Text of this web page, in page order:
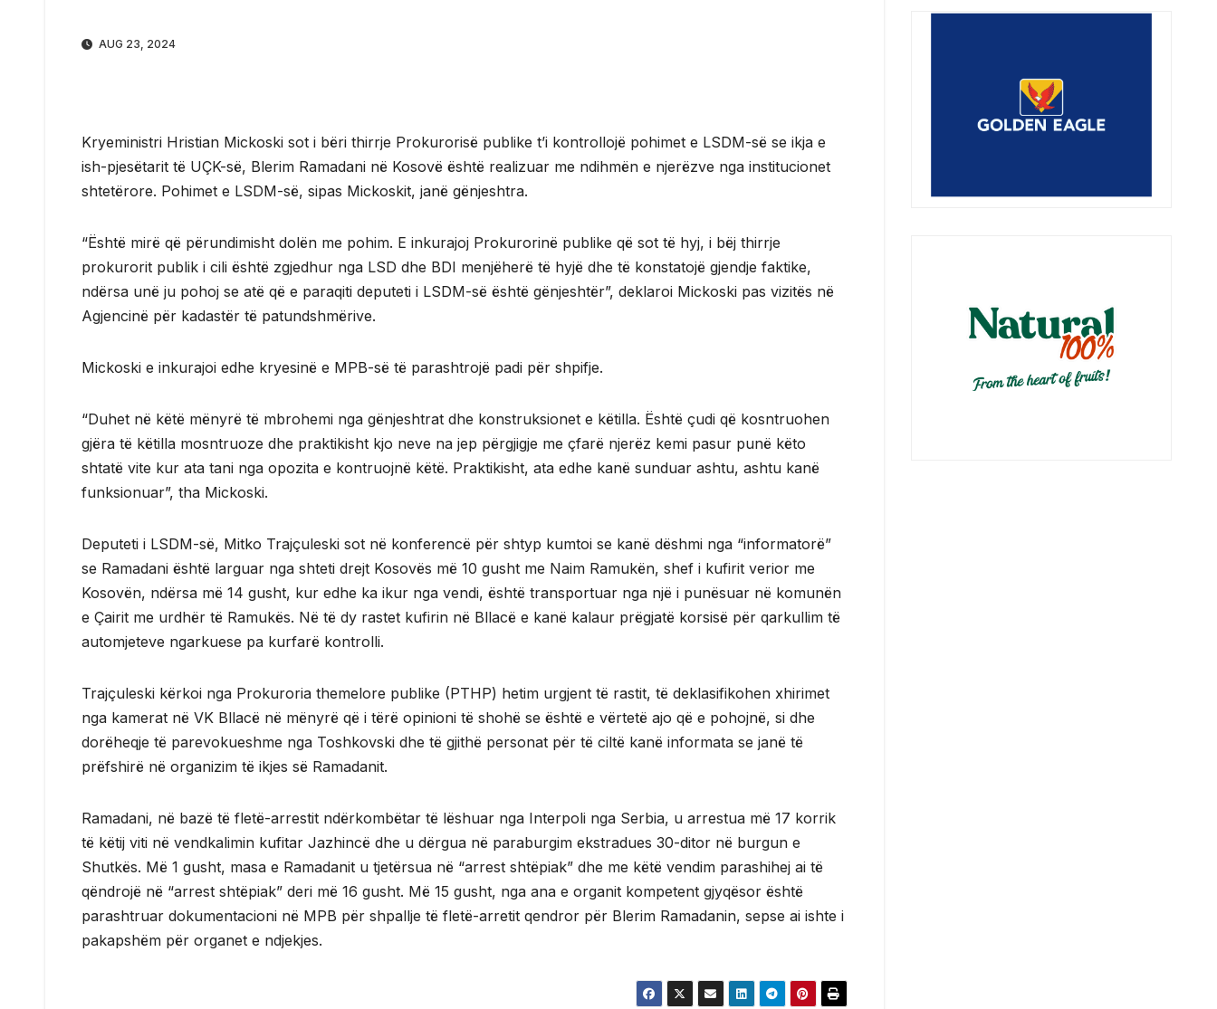
AUG 23, 2024
Kryeministri Hristian Mickoski sot i bëri thirrje Prokurorisë publike t’i kontrollojë pohimet e LSDM-së se ikja e
ish-pjesëtarit të UÇK-së, Blerim Ramadani në Kosovë është realizuar me ndihmën e njerëzve nga institucionet
shtetërore. Pohimet e LSDM-së, sipas Mickoskit, janë gënjeshtra.
“Është mirë që përundimisht dolën me pohim. E inkurajoj Prokurorinë publike që sot të hyj, i bëj thirrje
prokurorit publik i cili është zgjedhur nga LSD dhe BDI menjëherë të hyjë dhe të konstatojë gjendje faktike,
ndërsa unë ju pohoj se atë që e paraqiti deputeti i LSDM-së është gënjeshtër”, deklaroi Mickoski pas vizitës në
Agjencinë për kadastër të patundshmërive.
Mickoski e inkurajoi edhe kryesinë e MPB-së të parashtrojë padi për shpifje.
“Duhet në këtë mënyrë të mbrohemi nga gënjeshtrat dhe konstruksionet e këtilla. Është çudi që kosntruohen
gjëra të këtilla mosntruoze dhe praktikisht kjo neve na jep përgjigje me çfarë njerëz kemi pasur punë këto
shtatë vite kur ata tani nga opozita e kontruojnë këtë. Praktikisht, ata edhe kanë sunduar ashtu, ashtu kanë
funksionuar”, tha Mickoski.
Deputeti i LSDM-së, Mitko Trajçuleski sot në konferencë për shtyp kumtoi se kanë dëshmi nga “informatorë”
se Ramadani është larguar nga shteti drejt Kosovës më 10 gusht me Naim Ramukën, shef i kufirit verior me
Kosovën, ndërsa më 14 gusht, kur edhe ka ikur nga vendi, është transportuar nga një i punësuar në komunën
e Çairit me urdhër të Ramukës. Në të dy rastet kufirin në Bllacë e kanë kalaur prëgjatë korsisë për qarkullim të
automjeteve ngarkuese pa kurfarë kontrolli.
Trajçuleski kërkoi nga Prokuroria themelore publike (PTHP) hetim urgjent të rastit, të deklasifikohen xhirimet
nga kamerat në VK Bllacë në mënyrë që i tërë opinioni të shohë se është e vërtetë ajo që e pohojnë, si dhe
dorëheqje të parevokueshme nga Toshkovski dhe të gjithë personat për të ciltë kanë informata se janë të
prëfshirë në organizim të ikjes së Ramadanit.
Ramadani, në bazë të fletë-arrestit ndërkombëtar të lëshuar nga Interpoli nga Serbia, u arrestua më 17 korrik
të këtij viti në vendkalimin kufitar Jazhincë dhe u dërgua në paraburgim ekstradues 30-ditor në burgun e
Shutkës. Më 1 gusht, masa e Ramadanit u tjetërsua në “arrest shtëpiak” dhe me këtë vendim parashihej ai të
qëndrojë në “arrest shtëpiak” deri më 16 gusht. Më 15 gusht, nga ana e organit kompetent gjyqësor është
parashtruar dokumentacioni në MPB për shpallje të fletë-arretit qendror për Blerim Ramadanin, sepse ai ishte i
pakapshëm për organet e ndjekjes.